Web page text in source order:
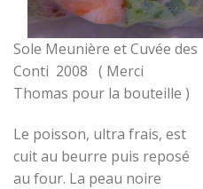
Sole Meunière et Cuvée des
Conti 2008 ( Merci
Thomas pour la bouteille )
Le poisson, ultra frais, est
cuit au beurre puis reposé
au four. La peau noire